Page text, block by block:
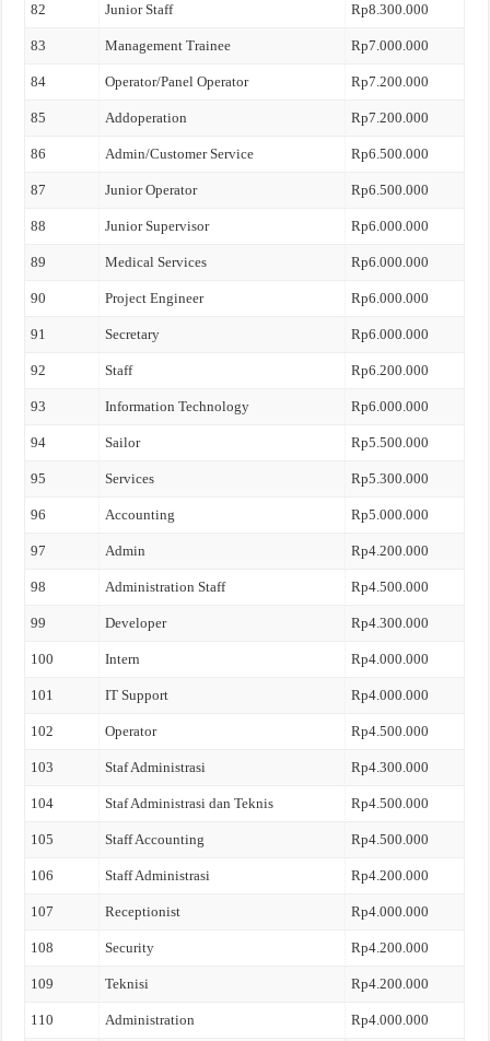
82 Junior Staff Rp8.300.000
83 Management Trainee Rp7.000.000
84 Operator/Panel Operator Rp7.200.000
85 Addoperation Rp7.200.000
86 Admin/Customer Service Rp6.500.000
87 Junior Operator Rp6.500.000
88 Junior Supervisor Rp6.000.000
89 Medical Services Rp6.000.000
90 Project Engineer Rp6.000.000
91 Secretary Rp6.000.000
92 Staff Rp6.200.000
93 Information Technology Rp6.000.000
94 Sailor Rp5.500.000
95 Services Rp5.300.000
96 Accounting Rp5.000.000
97 Admin Rp4.200.000
98 Administration Staff Rp4.500.000
99 Developer Rp4.300.000
100 Intern Rp4.000.000
101 IT Support Rp4.000.000
102 Operator Rp4.500.000
103 Staf Administrasi Rp4.300.000
104 Staf Administrasi dan Teknis Rp4.500.000
105 Staff Accounting Rp4.500.000
106 Staff Administrasi Rp4.200.000
107 Receptionist Rp4.000.000
108 Security Rp4.200.000
109 Teknisi Rp4.200.000
110 Administration Rp4.000.000